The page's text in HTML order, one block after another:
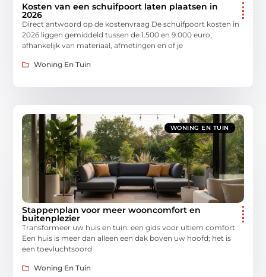
Kosten van een schuifpoort laten plaatsen in
2026
Direct antwoord op de kostenvraag De schuifpoort kosten in
2026 liggen gemiddeld tussen de 1.500 en 9.000 euro,
afhankelijk van materiaal, afmetingen en of je
Woning En Tuin
WONING EN TUIN
Stappenplan voor meer wooncomfort en
buitenplezier
Transformeer uw huis en tuin: een gids voor ultiem comfort
Een huis is meer dan alleen een dak boven uw hoofd; het is
een toevluchtsoord
Woning En Tuin